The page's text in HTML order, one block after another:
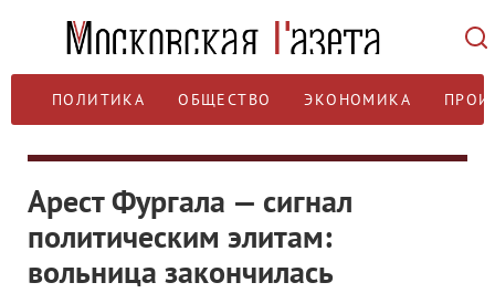
ПОЛИТИКА ОБЩЕСТВО ЭКОНОМИКА
Арест Фургала — сигнал
политическим элитам:
вольница закончилась